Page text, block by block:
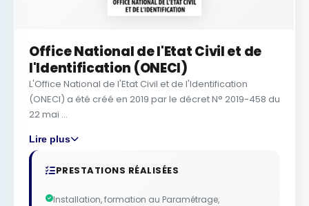
Office National de l'Etat Civil et de
l'Identification (ONECI)
L'Office National de l'Etat Civil et de l'Identification
(ONECI) a été créé en 2019 par le décret N° 2019-458 du
22 mai ...
Lire plus
PRESTATIONS RÉALISÉES
Installation, formation au Paramétrage,